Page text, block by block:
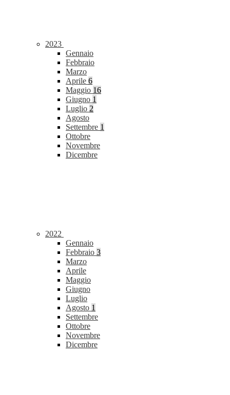
2023
Gennaio
Febbraio
Marzo
Aprile 6
Maggio 16
Giugno 1
Luglio 2
Agosto
Settembre 1
Ottobre
Novembre
Dicembre
2022
Gennaio
Febbraio 3
Marzo
Aprile
Maggio
Giugno
Luglio
Agosto 1
Settembre
Ottobre
Novembre
Dicembre